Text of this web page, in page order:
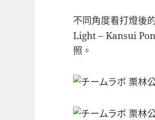
不同角度看打燈後
Light – Kansui
照。